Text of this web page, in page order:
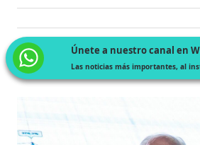
Únete a nuestro canal en
Las noticias más importantes, al